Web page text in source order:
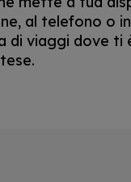
al telefono o
di viaggi dove ti